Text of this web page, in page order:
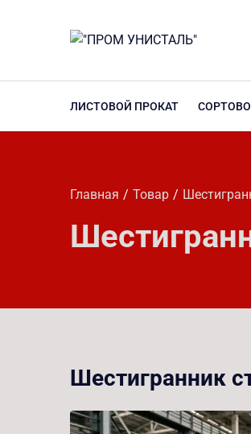
ЛИСТОВОЙ ПРОКАТ
Главная Товар
Шестигранник